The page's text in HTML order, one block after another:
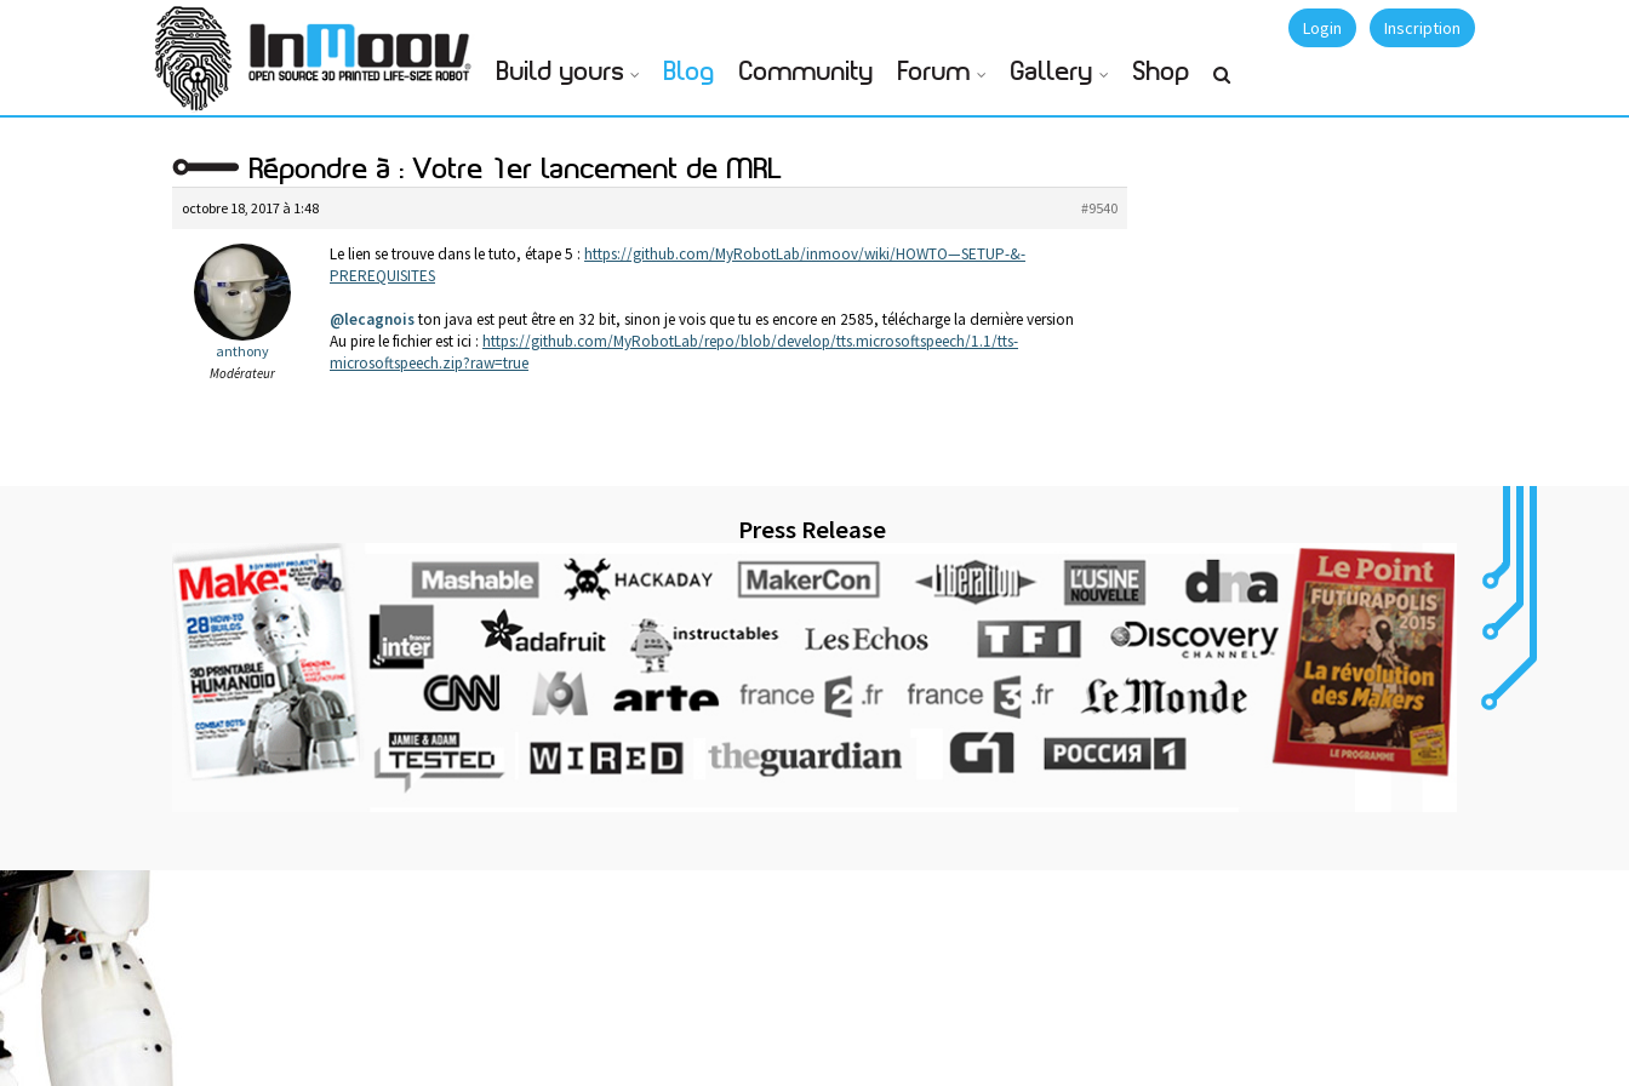
Login Inscription
Build yours Blog Community Forum Gallery Shop
Répondre à : Votre 1er lancement de MRL
octobre 18, 2017 à 1:48 #9540
anthony
Modérateur
Le lien se trouve dans le tuto, étape 5 : https://github.com/MyRobotLab/inmoov/wiki/HOWTO—SETUP-&-
PREREQUISITES
@lecagnoiston java est peut être en 32 bit, sinon je vois que tu es encore en 2585, télécharge la dernière version
Au pire le fichier est ici : https://github.com/MyRobotLab/repo/blob/develop/tts.microsoftspeech/1.1/tts-
microsoftspeech.zip?raw=true
Press Release